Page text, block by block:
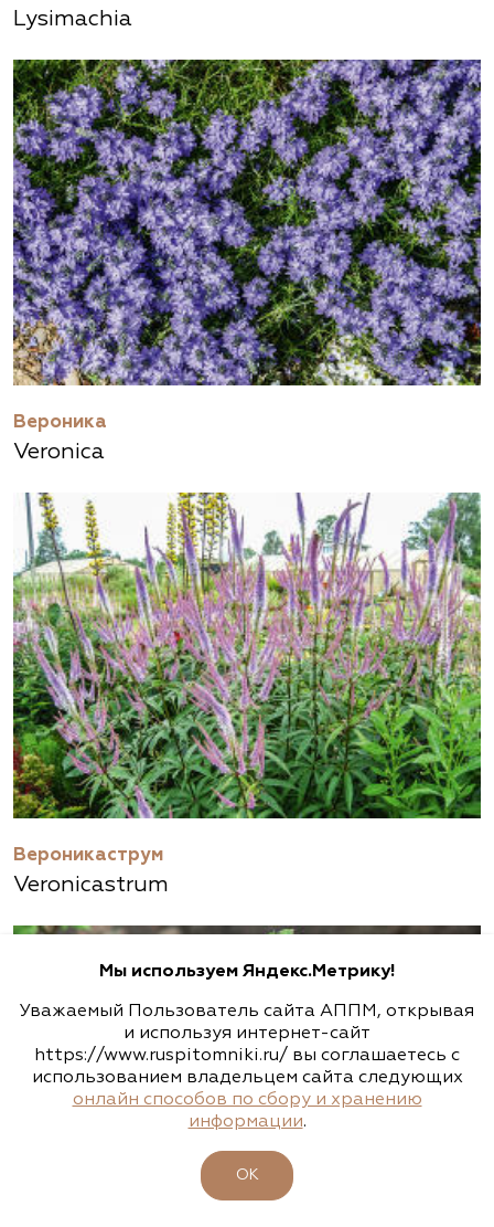
Lysimachia
Вероника
Veronica
Вероникаструм
Veronicastrum
Мы используем Яндекс.Метрику!
Уважаемый Пользователь сайта АППМ, открывая
и используя интернет-сайт
https://www.ruspitomniki.ru/ вы соглашаетесь с
использованием владельцем сайта следующих
онлайн способов по сбору и хранению
информации.
ОК